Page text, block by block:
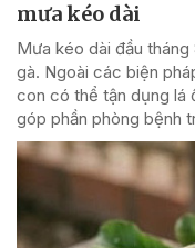
mưa kéo dài
Mưa kéo dài đầu
gà. Ngoài các biện
con có thể tận dụng lá
góp phần phòng bệnh